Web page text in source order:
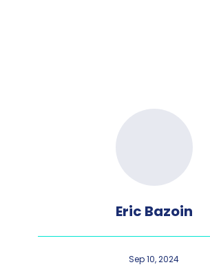
Eric Bazoin
Sep 10, 2024